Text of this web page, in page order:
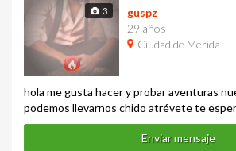
3
guspz
29 años
Ciudad de Mérida
hola me gusta hacer y probar aventuras
podemos llevarnos chido atrévete te
Enviar mensaje